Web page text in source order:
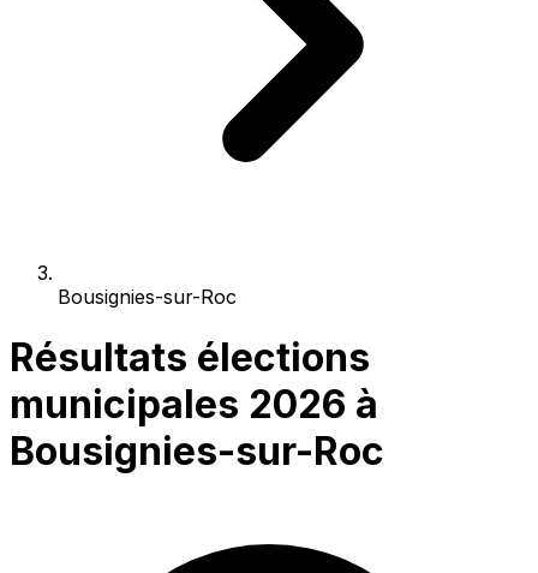
Bousignies-sur-Roc
Résultats élections
municipales 2026 à
Bousignies-sur-Roc